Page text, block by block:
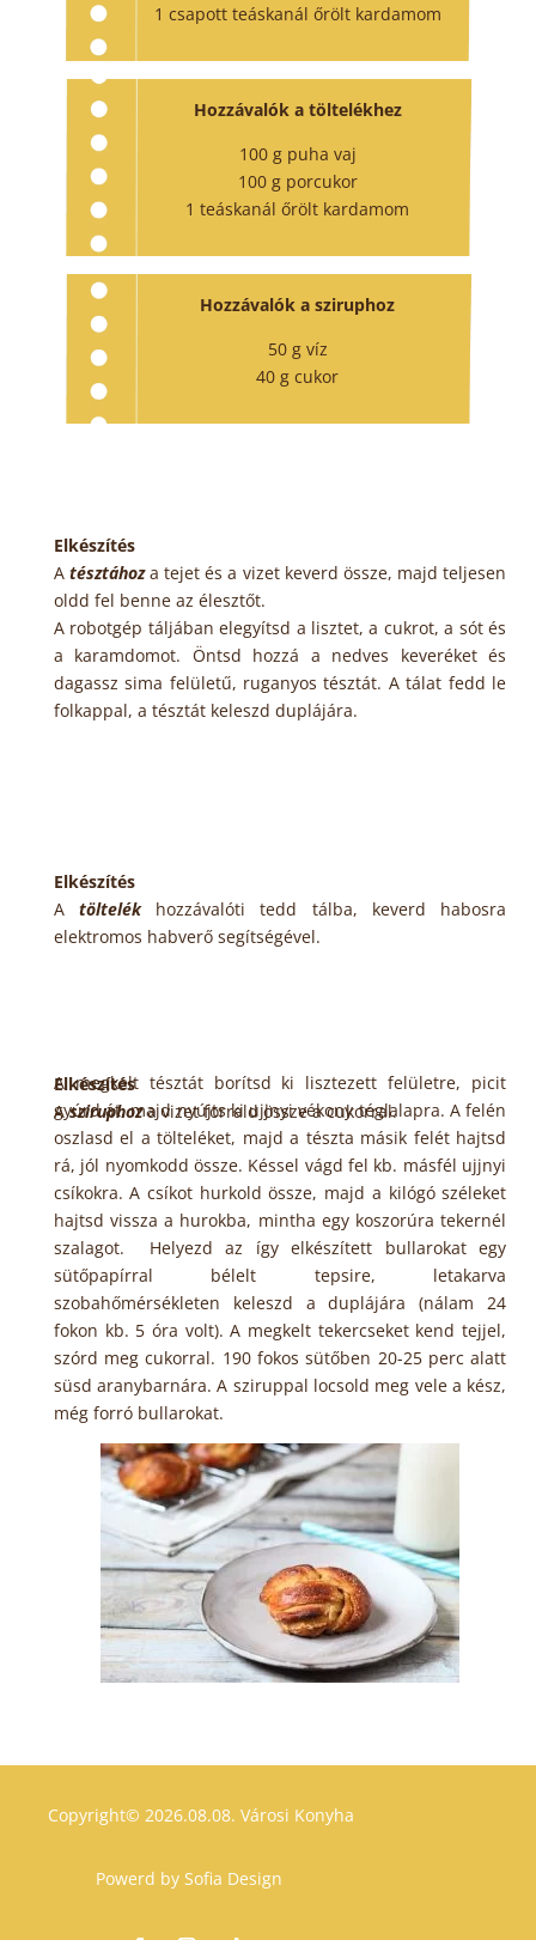
1 csapott teáskanál őrölt kardamom
Hozzávalók a töltelékhez
100 g puha vaj
100 g porcukor
1 teáskanál őrölt kardamom
Hozzávalók a sziruphoz
50 g víz
40 g cukor
Elkészítés
A tésztáhoza tejet és a vizet keverd össze, majd teljesen
oldd fel benne az élesztőt.
A robotgép táljában elegyítsd a lisztet, a cukrot, a sót és
a karamdomot. Öntsd hozzá a nedves keveréket és
dagassz sima felületű, ruganyos tésztát. A tálat fedd le
folkappal, a tésztát keleszd duplájára.
Elkészítés
Atöltelékhozzávalóti tedd tálba, keverd habosra
elektromos habverő segítségével.
Elkészítés
Asziruphoza vizet forrald össze a cukorral.
A megkelt tésztát borítsd ki lisztezett felületre, picit
gyúrd át, majd nyújts ki ujjnyi vékony téglalapra. A felén
oszlasd el a tölteléket, majd a tészta másik felét hajtsd
rá, jól nyomkodd össze. Késsel vágd fel kb. másfél ujjnyi
csíkokra. A csíkot hurkold össze, majd a kilógó széleket
hajtsd vissza a hurokba, mintha egy koszorúra tekernél
szalagot. Helyezd az így elkészített bullarokat egy
sütőpapírral bélelt tepsire, letakarva
szobahőmérsékleten keleszd a duplájára (nálam 24
fokon kb. 5 óra volt). A megkelt tekercseket kend tejjel,
szórd meg cukorral. 190 fokos sütőben 20-25 perc alatt
süsd aranybarnára. A sziruppal locsold meg vele a kész,
még forró bullarokat.
Copyright© 2026.08.08. Városi Konyha
Powerd by Sofia Design